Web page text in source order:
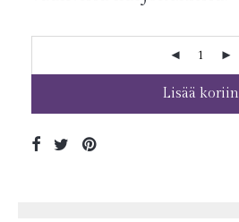
Lisää koriin